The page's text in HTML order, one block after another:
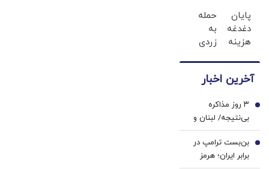
کره جنوبی
درحال از دست
دادن جذابیت
جدید،ثبت
نام کن
احراز
هویت
پایان
دغدغه
هزینه
پزشکی
سفید
کننده
خانگی
حمله
به
زردی
ژل
کننده
دندان!
خرید40%تخفیف
آخرین اخبار
۳ روز مذاکره
بی‌نتیجه/ لبنان و
اسرائیل دست خالی
رم را ترک کردند
1
بن‌بست ترامپ در
برابر ایران؛ هرمز
2